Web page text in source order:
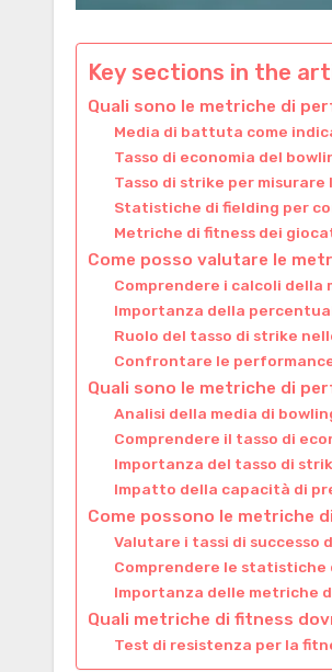
Key sections in the
Quali sono le metriche di
Media di battuta come
Tasso di economia del
Tasso di strike per
Statistiche di fielding per
Metriche di fitness dei
Come posso valutare le
Comprendere i calcoli della
Importanza della
Ruolo del tasso di strike
Confrontare le
Quali sono le metriche di
Analisi della media di
Comprendere il tasso di
Importanza del tasso di
Impatto della capacità di
Come possono le metriche
Valutare i tassi di successo
Comprendere le statistiche
Importanza delle metriche
Quali metriche di fitness
Test di resistenza per la